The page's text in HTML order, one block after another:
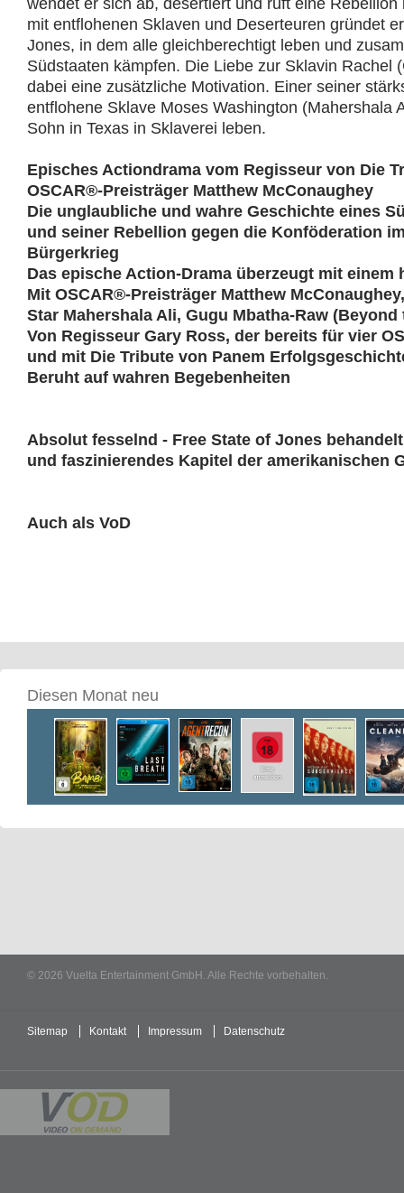
wendet er sich ab, desertiert und ruft eine
mit entflohenen Sklaven und Deserteuren gründet
Jones, in dem alle gleichberechtigt leben und
Südstaaten kämpfen. Die Liebe zur Sklavin Rachel
dabei eine zusätzliche Motivation. Einer seiner
entflohene Sklave Moses Washington (Mahershala
Sohn in Texas in Sklaverei leben.
Episches Actiondrama vom Regisseur von Die
OSCAR®-Preisträger Matthew McConaughey
Die unglaubliche und wahre Geschichte eines
und seiner Rebellion gegen die Konföderation
Bürgerkrieg
Das epische Action-Drama überzeugt mit einem
Mit OSCAR®-Preisträger Matthew
Star Mahershala Ali, Gugu Mbatha-Raw
Von Regisseur Gary Ross, der bereits für vier
und mit Die Tribute von Panem
Beruht auf wahren Begebenheiten
Absolut fesselnd - Free State of Jones
und faszinierendes Kapitel der amerikanischen
Auch als VoD
Diesen Monat neu
© 2026 Vuelta Entertainment GmbH. Alle Rechte vorbehalten.
Sitemap Kontakt Impressum Datenschutz